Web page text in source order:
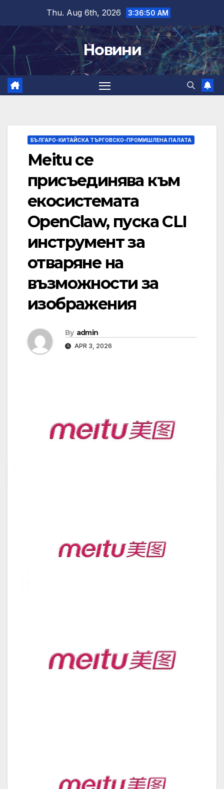
content
Thu. Aug 6th, 2026 3:36:51 AM
Новини
БЪЛГАРО-КИТАЙСКА ТЪРГОВСКО-ПРОМИШЛЕНА ПАЛАТА
Meitu се
присъединява към
екосистемата
OpenClaw, пуска CLI
инструмент за
отваряне на
възможности за
изображения
By admin
APR 3, 2026